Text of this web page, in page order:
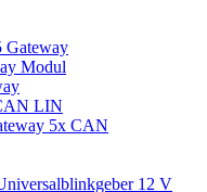
Gateway
Modul
LIN
5x CAN
12 V